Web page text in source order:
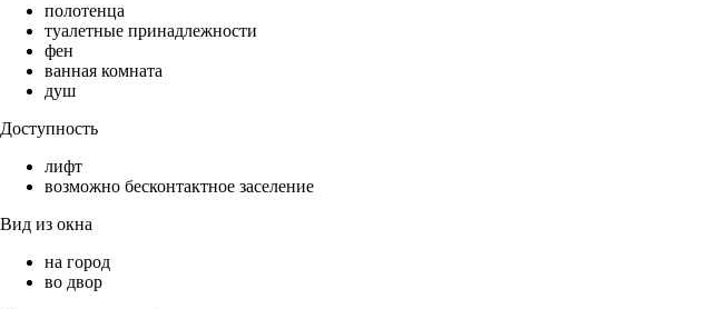
полотенца
туалетные принадлежности
фен
ванная комната
душ
Доступность
лифт
возможно бесконтактное заселение
Вид из окна
на город
во двор